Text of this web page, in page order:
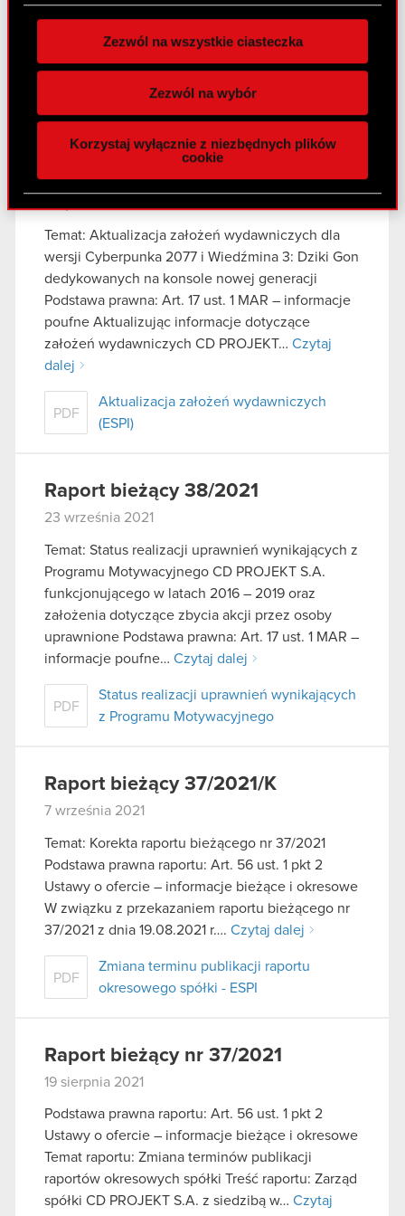
zgodę w dowolnej chwili.
Wykorzystujemy pliki cookie do
funkcje społecznościowe i analizować ruch w
naszej witrynie. Informacje o tym, jak korzystasz
z naszej witryny, udostępniamy partnerom
Partnerzy mogą połączyć te informacje z innymi
danymi otrzymanymi od Ciebie lub uzyskanymi
podczas korzystania z ich usług. Kontynuując
korzystanie z naszej witryny, zgadasz się na
używanie plików cookie.
Zezwól na wszystkie ciasteczka
Zezwól na wybór
Korzystaj wyłącznie z niezbędnych plików
cookie
prawna: Art. 17 MAR – Informacje poufne Zarząd
Ujawnienie informacji poufnej
dotyczącej podjętych negocjacji oraz
Raport bieżący 39/2021
Temat: Aktualizacja założeń wydawniczych dla
wersji Cyberpunka 2077 i Wiedźmina 3: Dziki Gon
dedykowanych na konsole nowej generacji
Podstawa prawna: Art. 17 ust. 1 MAR – informacje
poufne Aktualizując informacje dotyczące
założeń wydawniczych CD PROJEKT… Czytaj
dalej
PDF
Aktualizacja założeń wydawniczych
(ESPI)
Raport bieżący 38/2021
23 września 2021
Temat: Status realizacji uprawnień wynikających z
Programu Motywacyjnego CD PROJEKT S.A.
funkcjonującego w latach 2016 – 2019 oraz
założenia dotyczące zbycia akcji przez osoby
uprawnione Podstawa prawna: Art. 17 ust. 1 MAR –
informacje poufne… Czytaj dalej
PDF
Status realizacji uprawnień wynikających
z Programu Motywacyjnego
Raport bieżący 37/2021/K
7 września 2021
Temat: Korekta raportu bieżącego nr 37/2021
Podstawa prawna raportu: Art. 56 ust. 1 pkt 2
Ustawy o ofercie – informacje bieżące i okresowe
W związku z przekazaniem raportu bieżącego nr
37/2021 z dnia 19.08.2021 r…. Czytaj dalej
PDF
Zmiana terminu publikacji raportu
okresowego spółki - ESPI
Raport bieżący nr 37/2021
19 sierpnia 2021
Podstawa prawna raportu: Art. 56 ust. 1 pkt 2
Ustawy o ofercie – informacje bieżące i okresowe
Temat raportu: Zmiana terminów publikacji
raportów okresowych spółki Treść raportu: Zarząd
spółki CD PROJEKT S.A. z siedzibą w… Czytaj